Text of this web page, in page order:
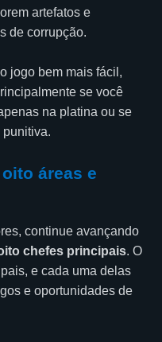
artefatos e
de corrupção.
jogo bem mais fácil,
se você
na platina ou se
punitiva.
áreas e
continue avançando
chefes principais. O
e cada uma delas
e oportunidades de